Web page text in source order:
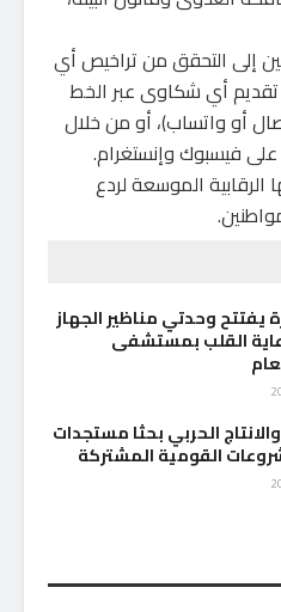
إلى التحقق من تراخيص أي
تقديم أي شكاوى عبر الخط
01207474740 (اتصال أو واتساب)، أو من خلال
فيسبوك وإنستغرام.
الرقابية الموسعة لردع
يفتتح وحدتي مناظير الجهاز
القلب بمستشفى
الحربي بحثا مستجدات
القومية المشتركة